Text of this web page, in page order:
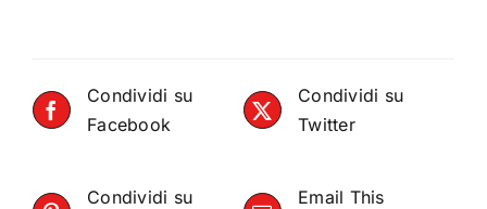
Condividi su
Facebook
Condividi su
Twitter
Condividi su
Email This